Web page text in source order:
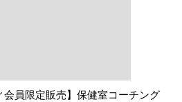
員限定販売】保健室コーチング